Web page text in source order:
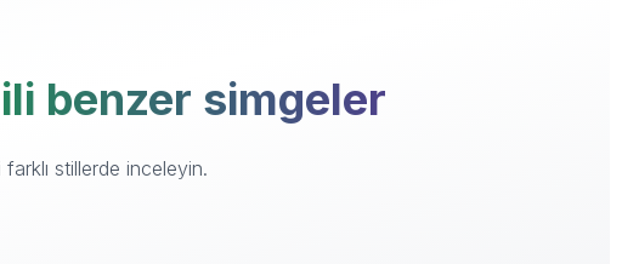
benzer simgeler
stillerde inceleyin.